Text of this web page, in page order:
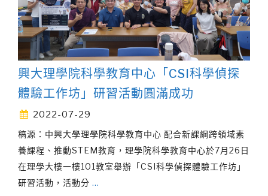
興大理學院科學教育中心「CSI科學偵探
體驗工作坊」研習活動圓滿成功
2022-07-29
稿源：中興大學理學院科學教育中心 配合新課綱跨領域素
養課程、推動STEM教育，理學院科學教育中心於7月26日
在理學大樓一樓101教室舉辦「CSI科學偵探體驗工作坊」
研習活動，活動分 …